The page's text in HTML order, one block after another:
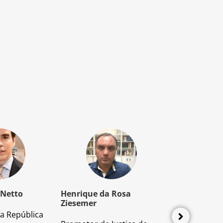
República
Henrique da Rosa
Ziesemer
Advogado e